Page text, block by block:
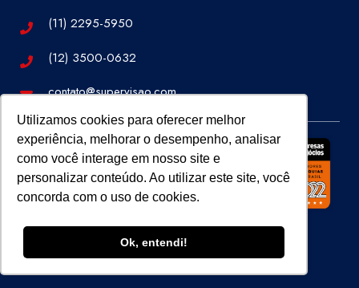
Utilizamos cookies para oferecer melhor
experiência, melhorar o desempenho, analisar
como você interage em nosso site e
personalizar conteúdo. Ao utilizar este site, você
concorda com o uso de cookies.
Ok, entendi!
(11) 2295-5950
(12) 3500-0632
contato@supervisao.com
Site 100% Seguro